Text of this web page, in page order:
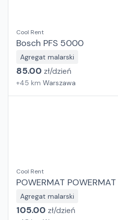
Cool Rent
Bosch PFS 5000
Agregat malarski
85.00 zł/dzień
+45 km Warszawa
Cool Rent
POWERMAT
Agregat malarski
105.00 zł/dzień